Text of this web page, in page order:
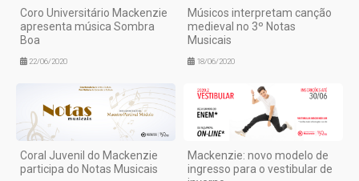
Coro Universitário Mackenzie
apresenta música Sombra
Boa
22/06/2020
Músicos interpretam canção
medieval no 3º Notas
Musicais
18/06/2020
Coral Juvenil do Mackenzie
participa do Notas Musicais
Mackenzie: novo modelo de
ingresso para o vestibular de